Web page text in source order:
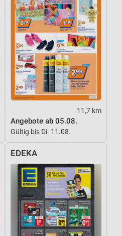
11,7 km
Angebote ab 05.08.
Gültig bis Di. 11.08.
EDEKA